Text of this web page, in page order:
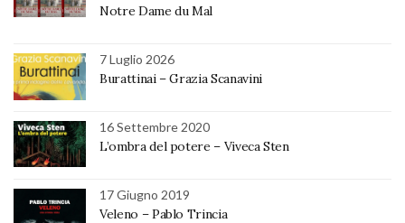
Notre Dame du Mal
7 Luglio 2026
Burattinai – Grazia Scanavini
16 Settembre 2020
L’ombra del potere – Viveca Sten
17 Giugno 2019
Veleno – Pablo Trincia